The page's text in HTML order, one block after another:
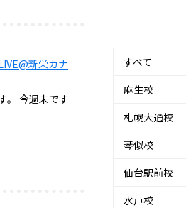
新栄カナ
。 今週末です
すべて
麻生校
札幌大通校
琴似校
仙台駅前校
水戸校